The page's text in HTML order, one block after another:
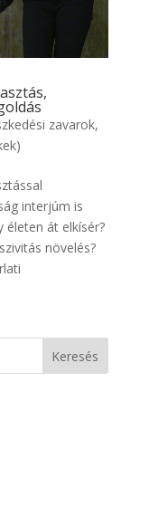
zavarok,
interjúm is
életen át elkísér?
növelés?